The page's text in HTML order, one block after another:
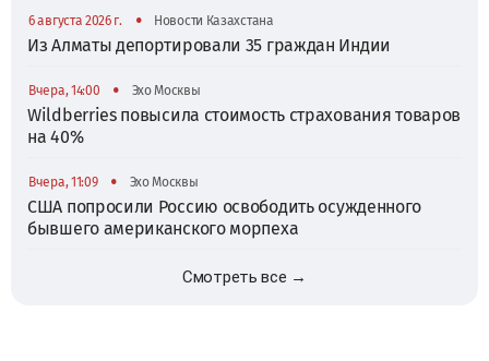
6 августа 2026 г. • Новости Казахстана
Из Алматы депортировали 35 граждан Индии
Вчера, 14:00 • Эхо Москвы
Wildberries повысила стоимость страхования товаров
на 40%
Вчера, 11:09 • Эхо Москвы
США попросили Россию освободить осужденного
бывшего американского морпеха
Смотреть все →